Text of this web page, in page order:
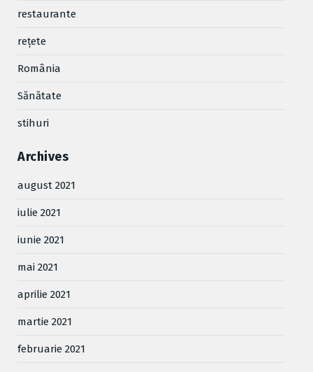
restaurante
reţete
România
Sănătate
stihuri
Archives
august 2021
iulie 2021
iunie 2021
mai 2021
aprilie 2021
martie 2021
februarie 2021